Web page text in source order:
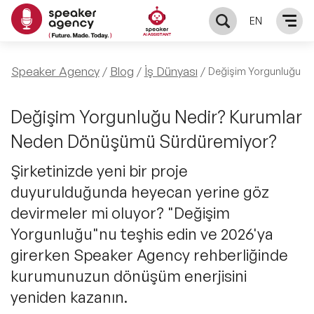
EN
KONUŞMACILAR
Yerel Konuşmacılar
Global Konuşmacılar
Exclusive Konuşmacılar
Tüm Konuşmacılar
KONULAR
Öne Çıkan Konular
Exclusive Konuşmacılarımız
Ünlü Konuşmacılar
İlham Veren Konuşmacılar
ÇÖZÜMLER
Keynote & Konuşma
Master Class Workshop
Akış Sunumu & Moderasyon
INFLUENCER
HAKKIMIZDA
Biz Kimiz?
BLOG
Speaker Agency Blog İş Dünyası Değişim Yorgunluğu
Değişim Yorgunluğu Nedir? Kurumlar
Neden Dönüşümü Sürdüremiyor?
Şirketinizde yeni bir proje
duyurulduğunda heyecan yerine göz
devirmeler mi oluyor? "Değişim
Yorgunluğu"nu teşhis edin ve 2026'ya
girerken Speaker Agency rehberliğinde
kurumunuzun dönüşüm enerjisini
yeniden kazanın.